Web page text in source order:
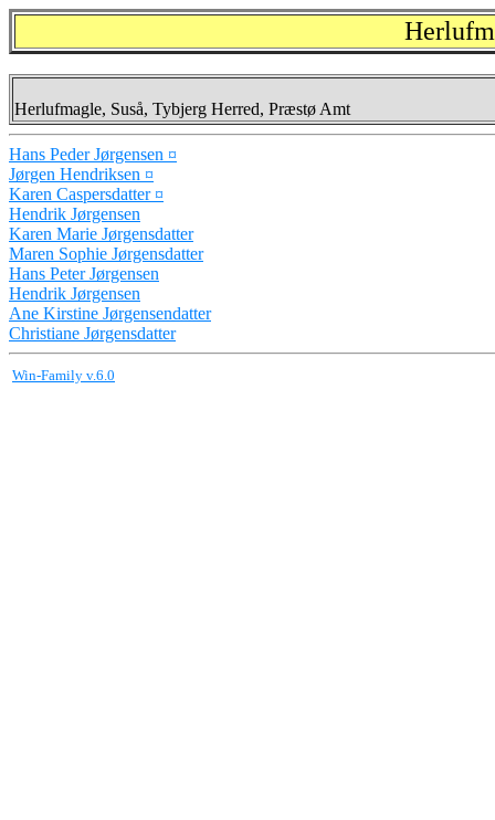
Herlufmagle, Suså, Tybjerg Herred, Præstø Amt
Hans Peder Jørgensen ¤
Jørgen Hendriksen ¤
Karen Caspersdatter ¤
Hendrik Jørgensen
Karen Marie Jørgensdatter
Maren Sophie Jørgensdatter
Hans Peter Jørgensen
Hendrik Jørgensen
Ane Kirstine Jørgensendatter
Christiane Jørgensdatter
Win-Family v.6.0